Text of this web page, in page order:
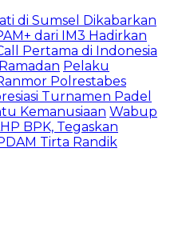
di Sumsel Dikabarkan
dari IM3 Hadirkan
Pertama di Indonesia
Pelaku
Polrestabes
Turnamen Padel
Kemanusiaan Wabup
BPK, Tegaskan
Tirta Randik